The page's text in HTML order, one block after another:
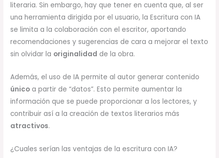
literaria. Sin embargo, hay que tener en cuenta que, al ser
una herramienta dirigida por el usuario, la Escritura con IA
se limita a la colaboración con el escritor, aportando
recomendaciones y sugerencias de cara a mejorar el texto
sin olvidar la originalidad de la obra.
Además, el uso de IA permite al autor generar contenido
único a partir de “datos”. Esto permite aumentar la
información que se puede proporcionar a los lectores, y
contribuir así a la creación de textos literarios más
atractivos.
¿Cuales serían las ventajas de la escritura con IA?